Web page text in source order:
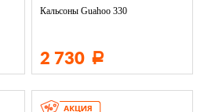
Кальсоны Guahoo 330
2 730 Р